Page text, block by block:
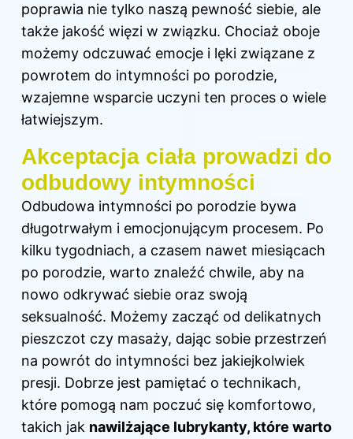
poprawia nie tylko naszą pewność siebie, ale
także jakość więzi w związku. Chociaż oboje
możemy odczuwać emocje i lęki związane z
powrotem do intymności po porodzie,
wzajemne wsparcie uczyni ten proces o wiele
łatwiejszym.
Akceptacja ciała prowadzi do
odbudowy intymności
Odbudowa intymności po porodzie bywa
długotrwałym i emocjonującym procesem. Po
kilku tygodniach, a czasem nawet miesiącach
po porodzie, warto znaleźć chwile, aby na
nowo odkrywać siebie oraz swoją
seksualność. Możemy zacząć od delikatnych
pieszczot czy masaży, dając sobie przestrzeń
na powrót do intymności bez jakiejkolwiek
presji. Dobrze jest pamiętać o technikach,
które pomogą nam poczuć się komfortowo,
takich jak nawilżające lubrykanty, które warto